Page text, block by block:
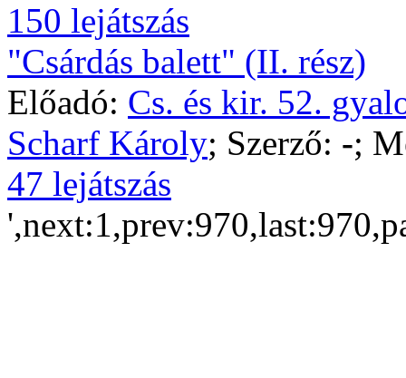
150 lejátszás
"Csárdás balett" (II. rész)
Előadó: Cs. és kir. 52.
Scharf Károly; Szerző: -;
47 lejátszás